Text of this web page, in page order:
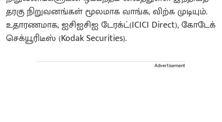
தரகு நிறுவனங்கள் மூலமாக வாங்க, விற்க முடியும்.
உதாரணமாக, ஐசிஐசிஐ டேரக்ட்(ICICI Direct), கோடேக்
செக்யூரிடீஸ் (Kodak Securities).
Advertisement